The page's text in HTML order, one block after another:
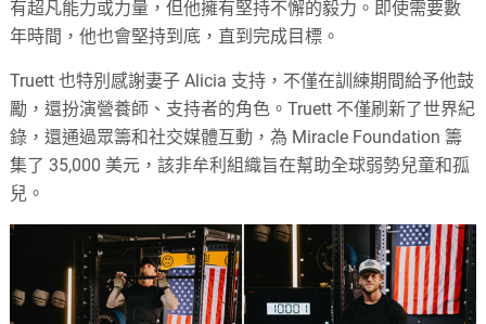
有超凡能力或力量，但他擁有堅持不懈的毅力。即使需要數
年時間，他也會堅持到底，直到完成目標。
Truett 也特別感謝妻子 Alicia 支持，不僅在訓練期間給予他鼓
勵，還扮演營養師、支持者的角色。Truett 不僅刷新了世界紀
錄，還通過眾籌和社交媒體互動，為 Miracle Foundation 籌
集了 35,000 美元，該非牟利組織旨在幫助全球弱勢兒童和孤
兒。